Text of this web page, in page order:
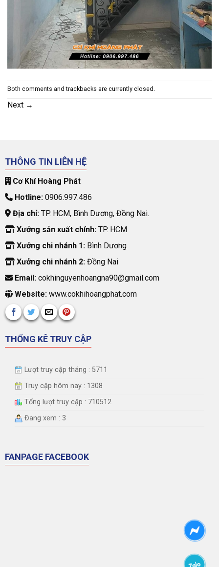
Both comments and trackbacks are currently closed.
Next →
THÔNG TIN LIÊN HỆ
Cơ Khí Hoàng Phát
Hotline:0906.997.486
Địa chỉ:TP. HCM, Bình Dương, Đồng Nai.
Xưởng sản xuất chính:TP. HCM
Xưởng chi nhánh 1:Bình Dương
Xưởng chi nhánh 2:Đồng Nai
Email:cokhinguyenhoangna90@gmail.com
Website:www.cokhihoangphat.com
THỐNG KÊ TRUY CẬP
Lượt truy cập tháng : 5711
Truy cập hôm nay : 1308
Tổng lượt truy cập : 710512
Đang xem : 3
FANPAGE FACEBOOK